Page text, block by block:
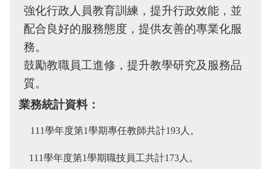
強化行政人員教育訓練，提升行政效能，並
配合良好的服務態度，提供友善的專業化服
務。
鼓勵教職員工進修，提升教學研究及服務品
質。
業務統計資料：
111學年度第1學期專任教師共計193人。
111學年度第1學期職技員工共計173人。